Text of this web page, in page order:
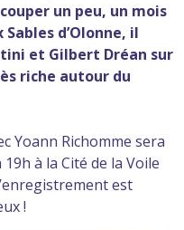
un peu, un mois
d’Olonne, il
et Gilbert Dréan sur
riche autour du
Yoann Richomme sera
à la Cité de la Voile
est
!